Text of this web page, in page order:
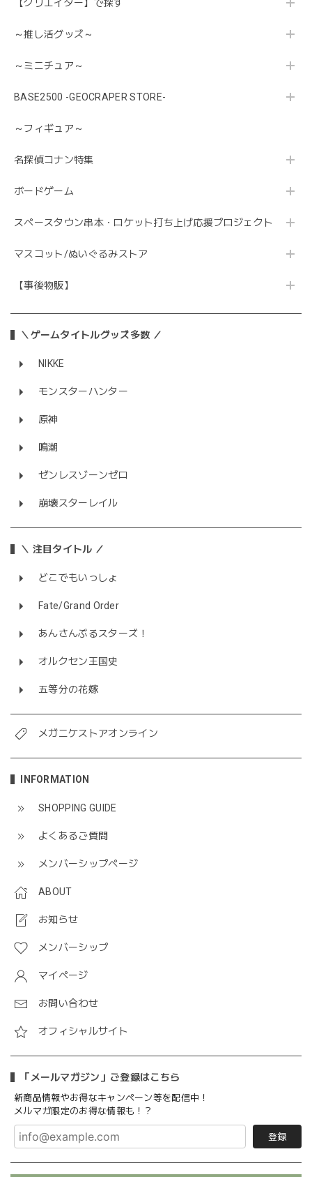
【クリエイター】で探す
～推し活グッズ～
～ミニチュア～
BASE2500 -GEOCRAPER STORE-
～フィギュア～
名探偵コナン特集
ボードゲーム
スペースタウン串本・ロケット打ち上げ応援プロジェクト
マスコット/ぬいぐるみストア
【事後物販】
＼ゲームタイトルグッズ多数 ／
NIKKE
モンスターハンター
原神
鳴潮
ゼンレスゾーンゼロ
崩壊スターレイル
＼ 注目タイトル ／
どこでもいっしょ
Fate/Grand Order
あんさんぶるスターズ！
オルクセン王国史
五等分の花嫁
メガニケストアオンライン
INFORMATION
SHOPPING GUIDE
よくあるご質問
メンバーシップページ
ABOUT
お知らせ
メンバーシップ
マイページ
お問い合わせ
オフィシャルサイト
「メールマガジン」ご登録はこちら
新商品情報やお得なキャンペーン等を配信中！
メルマガ限定のお得な情報も！？
登録